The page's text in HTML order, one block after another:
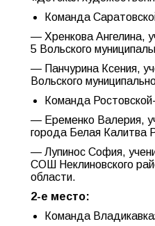
Команда
— Хренкова
5 Вольского
— Панчурина Ксения,
Вольского
Команда
— Еременко Валерия,
города Белая Калитва
— Лупинос София,
СОШ Неклиновского
области.
2-е место:
Команда